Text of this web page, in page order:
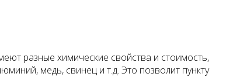
разные химические свойства и стоимость,
медь, свинец и т.д. Это позволит пункту